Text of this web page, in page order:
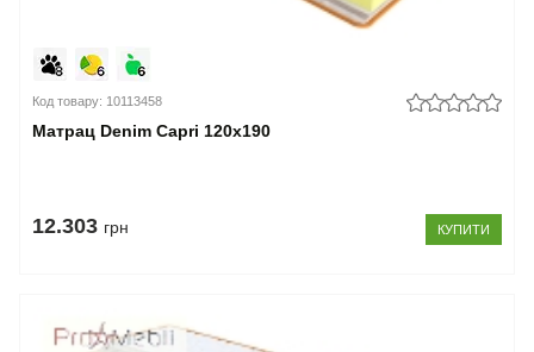
Код товару: 10113458
Матрац Denim Capri 120x190
12.303 грн КУПИТИ